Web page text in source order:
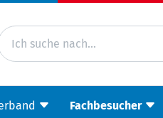
Fachbesucher